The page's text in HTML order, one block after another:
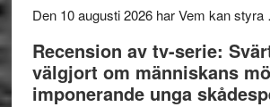
Den 10 augusti 2026 har Vem kan
Recension av tv-serie:
välgjort om människans
imponerande unga